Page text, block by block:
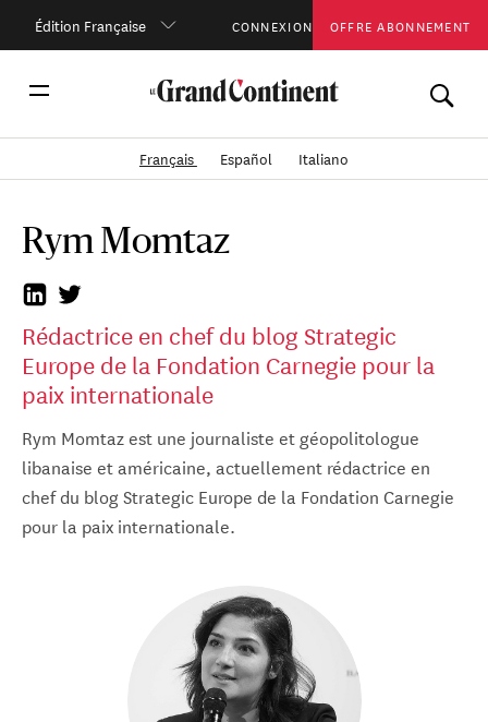
Édition Française CONNEXION OFFRE ABONNEMENT
Français Español Italiano
Rym Momtaz
Rédactrice en chef du blog Strategic
Europe de la Fondation Carnegie pour la
paix internationale
Rym Momtaz est une journaliste et géopolitologue
libanaise et américaine, actuellement rédactrice en
chef du blog Strategic Europe de la Fondation Carnegie
pour la paix internationale.